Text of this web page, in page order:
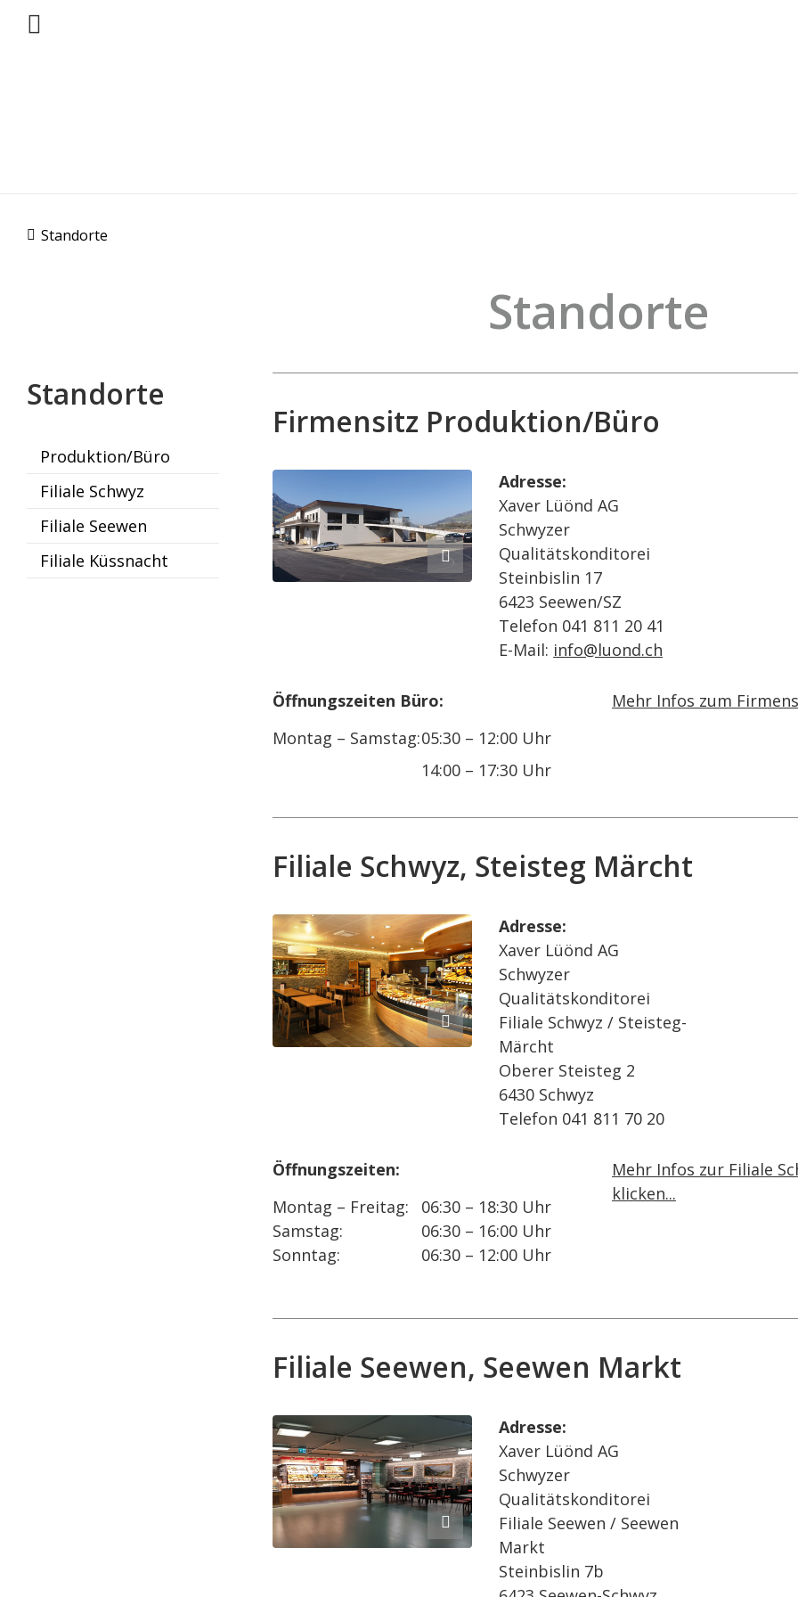
Standorte
Standorte
Standorte
Produktion/Büro
Filiale Schwyz
Filiale Seewen
Filiale Küssnacht
Firmensitz Produktion/Büro
Adresse:
Xaver Lüönd AG
Schwyzer
Qualitätskonditorei
Steinbislin 17
6423 Seewen/SZ
Telefon 041 811 20 41
E-Mail: info@luond.ch
Öffnungszeiten Büro:
Montag – Samstag:05:30 – 12:00 Uhr
14:00 – 17:30 Uhr
Mehr Infos zum
Filiale Schwyz, Steisteg Märcht
Adresse:
Xaver Lüönd AG
Schwyzer
Qualitätskonditorei
Filiale Schwyz / Steisteg-
Märcht
Oberer Steisteg 2
6430 Schwyz
Telefon 041 811 70 20
Öffnungszeiten:
Montag – Freitag:
06:30 – 18:30 Uhr
Samstag:
06:30 – 16:00 Uhr
Sonntag:
06:30 – 12:00 Uhr
Mehr Infos zur Filiale
klicken...
Filiale Seewen, Seewen Markt
Adresse:
Xaver Lüönd AG
Schwyzer
Qualitätskonditorei
Filiale Seewen / Seewen
Markt
Steinbislin 7b